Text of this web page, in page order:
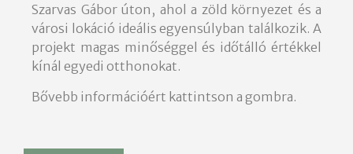
Szarvas Gábor úton, ahol a zöld környezet és a
városi lokáció ideális egyensúlyban találkozik. A
projekt magas minőséggel és időtálló értékkel
kínál egyedi otthonokat.
Bővebb információért kattintson a gombra.